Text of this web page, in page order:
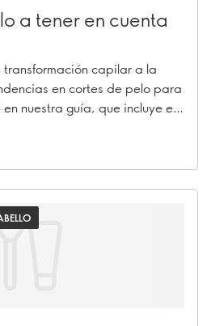
a tener en cuenta
capilar a la
en cortes de pelo para
nuestra guía, que incluye el